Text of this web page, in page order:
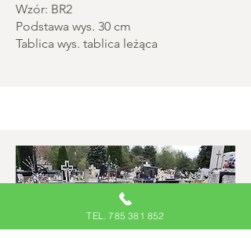
Wzór: BR2
Podstawa wys. 30 cm
Tablica wys. tablica leżąca
TEL. 785 381 852